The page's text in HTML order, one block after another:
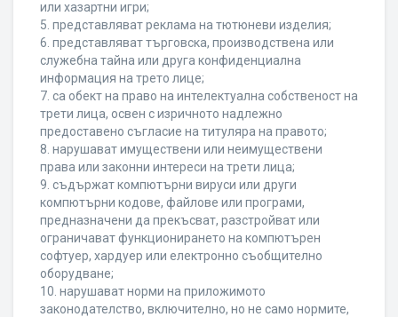
или хазартни игри;
5. представляват реклама на тютюневи изделия;
6. представляват търговска, производствена или
служебна тайна или друга конфиденциална
информация на трето лице;
7. са обект на право на интелектуална собственост на
трети лица, освен с изричното надлежно
предоставено съгласие на титуляра на правото;
8. нарушават имуществени или неимуществени
права или законни интереси на трети лица;
9. съдържат компютърни вируси или други
компютърни кодове, файлове или програми,
предназначени да прекъсват, разстройват или
ограничават функционирането на компютърен
софтуер, хардуер или електронно съобщително
оборудване;
10. нарушават норми на приложимото
законодателство, включително, но не само нормите,